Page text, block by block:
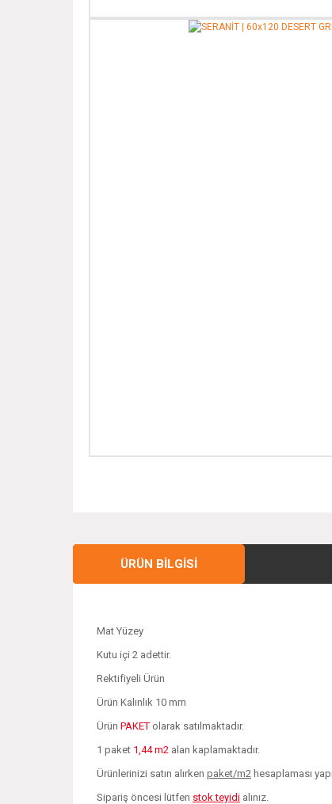
ÜRÜN BILGISI
Mat Yüzey
Kutu içi 2 adettir.
Rektifiyeli Ürün
Ürün Kalınlık 10 mm
Ürün PAKET olarak satılmaktadır.
1 paket 1,44 m2 alan kaplamaktadır.
Ürünlerinizi satın alırken paket/m2 hesaplaması
Sipariş öncesi lütfen stok teyidi alınız.